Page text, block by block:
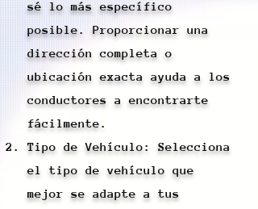
sé lo más específico
posible. Proporcionar una
dirección completa o
ubicación exacta ayuda a los
conductores a encontrarte
fácilmente.
Tipo de Vehículo: Selecciona
el tipo de vehículo que
mejor se adapte a tus